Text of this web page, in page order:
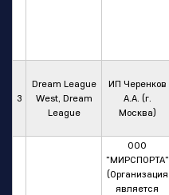
3
Dream League
West, Dream
League
ИП Черенков
А.А. (г.
Москва)
ООО
"МИРСПОРТА"
(Организация
является